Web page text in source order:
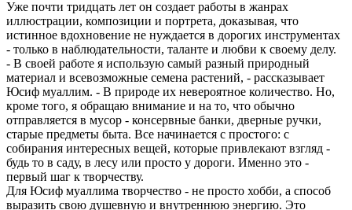
Уже почти тридцать лет он создает работы в жанрах
иллюстрации, композиции и портрета, доказывая, что
истинное вдохновение не нуждается в дорогих инструментах
- только в наблюдательности, таланте и любви к своему делу.
- В своей работе я использую самый разный природный
материал и всевозможные семена растений, - рассказывает
Юсиф муаллим. - В природе их невероятное количество. Но,
кроме того, я обращаю внимание и на то, что обычно
отправляется в мусор - консервные банки, дверные ручки,
старые предметы быта. Все начинается с простого: с
собирания интересных вещей, которые привлекают взгляд -
будь то в саду, в лесу или просто у дороги. Именно это -
первый шаг к творчеству.
Для Юсиф муаллима творчество - не просто хобби, а способ
выразить свою душевную и внутреннюю энергию. Это